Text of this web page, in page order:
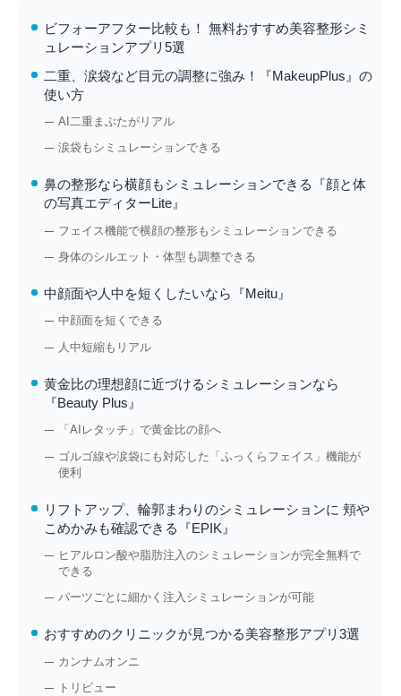
ビフォーアフター比較も！ 無料おすすめ美容整形シミ
ュレーションアプリ5選
二重、涙袋など目元の調整に強み！『MakeupPlus』の
使い方
AI二重まぶたがリアル
涙袋もシミュレーションできる
鼻の整形なら横顔もシミュレーションできる『顔と体
の写真エディターLite』
フェイス機能で横顔の整形もシミュレーションできる
身体のシルエット・体型も調整できる
中顔面や人中を短くしたいなら『Meitu』
中顔面を短くできる
人中短縮もリアル
黄金比の理想顔に近づけるシミュレーションなら
『Beauty Plus』
「AIレタッチ」で黄金比の顔へ
ゴルゴ線や涙袋にも対応した「ふっくらフェイス」機能が
便利
リフトアップ、輪郭まわりのシミュレーションに 頬や
こめかみも確認できる『EPIK』
ヒアルロン酸や脂肪注入のシミュレーションが完全無料で
できる
パーツごとに細かく注入シミュレーションが可能
おすすめのクリニックが見つかる美容整形アプリ3選
カンナムオンニ
トリビュー